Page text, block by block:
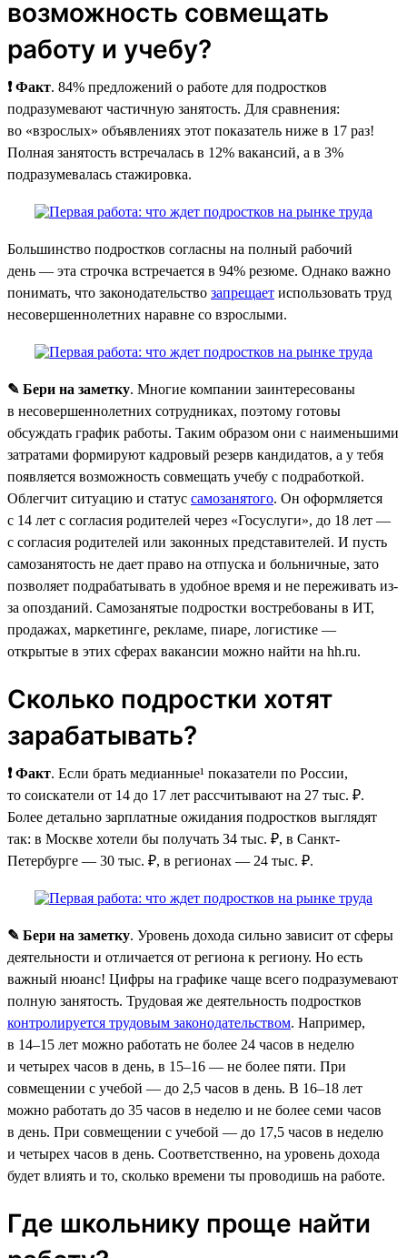
возможность совмещать
работу и учебу?
❗ Факт. 84% предложений о работе для подростков
подразумевают частичную занятость. Для сравнения:
во «взрослых» объявлениях этот показатель ниже в 17 раз!
Полная занятость встречалась в 12% вакансий, а в 3%
подразумевалась стажировка.
Большинство подростков согласны на полный рабочий
день — эта строчка встречается в 94% резюме. Однако важно
понимать, что законодательство запрещает использовать труд
несовершеннолетних наравне со взрослыми.
✎ Бери на заметку. Многие компании заинтересованы
в несовершеннолетних сотрудниках, поэтому готовы
обсуждать график работы. Таким образом они с наименьшими
затратами формируют кадровый резерв кандидатов, а у тебя
появляется возможность совмещать учебу с подработкой.
Облегчит ситуацию и статус самозанятого. Он оформляется
с 14 лет с согласия родителей через «Госуслуги», до 18 лет —
с согласия родителей или законных представителей. И пусть
самозанятость не дает право на отпуска и больничные, зато
позволяет подрабатывать в удобное время и не переживать из-
за опозданий. Самозанятые подростки востребованы в ИТ,
продажах, маркетинге, рекламе, пиаре, логистике —
открытые в этих сферах вакансии можно найти на hh.ru.
Сколько подростки хотят
зарабатывать?
❗ Факт. Если брать медианные¹ показатели по России,
то соискатели от 14 до 17 лет рассчитывают на 27 тыс. ₽.
Более детально зарплатные ожидания подростков выглядят
так: в Москве хотели бы получать 34 тыс. ₽, в Санкт-
Петербурге — 30 тыс. ₽, в регионах — 24 тыс. ₽.
✎ Бери на заметку. Уровень дохода сильно зависит от сферы
деятельности и отличается от региона к региону. Но есть
важный нюанс! Цифры на графике чаще всего подразумевают
полную занятость. Трудовая же деятельность подростков
контролируется трудовым законодательством. Например,
в 14–15 лет можно работать не более 24 часов в неделю
и четырех часов в день, в 15–16 — не более пяти. При
совмещении с учебой — до 2,5 часов в день. В 16–18 лет
можно работать до 35 часов в неделю и не более семи часов
в день. При совмещении с учебой — до 17,5 часов в неделю
и четырех часов в день. Соответственно, на уровень дохода
будет влиять и то, сколько времени ты проводишь на работе.
Где школьнику проще найти